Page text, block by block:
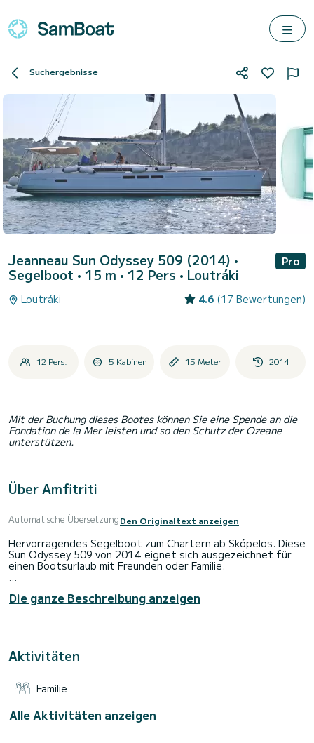
Suchergebnisse
Jeanneau Sun Odyssey 509 (2014) •
Segelboot • 15 m • 12 Pers • Loutráki
Pro
Loutráki 4.6 (17 Bewertungen)
12 Pers. 5 Kabinen 15 Meter 2014
Mit der Buchung dieses Bootes können Sie eine Spende an die
Fondation de la Mer leisten und so den Schutz der Ozeane
unterstützen.
Über Amfitriti
Automatische ÜbersetzungDen Originaltext anzeigen
Hervorragendes Segelboot zum Chartern ab Skópelos. Diese
Sun Odyssey 509 von 2014 eignet sich ausgezeichnet für
einen Bootsurlaub mit Freunden oder Familie.
Kapazität von 12 Personen. Mit einer Gesamtlänge von 15
Metern wird es Ihr perfekter Begleiter sein, um einen
Skópelos zu verbringen.
Für Ihren Komfort verfügt Amfitriti über 3 Toiletten mit
Dieses Boot ist mit einem Rollgroßsegel und einem Rollgenua
Ausrüstung ausgestattet: Autopilot, Bugstrahlruder,
Bluetooth-Verbindung.
Die ganze Beschreibung anzeigen
Aktivitäten
Familie
Alle Aktivitäten anzeigen